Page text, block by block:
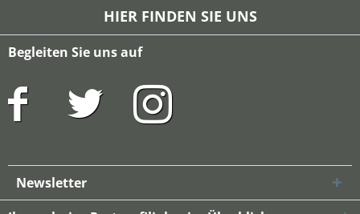
HIER FINDEN SIE UNS
Begleiten Sie uns auf
Newsletter